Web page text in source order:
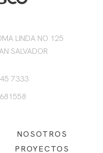
LINDA NO 125
SALVADOR
7333
NOSOTROS
PROYECTOS